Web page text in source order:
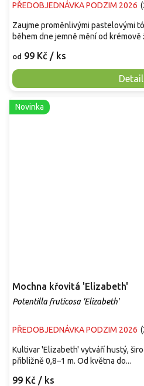
PŘEDOBJEDNÁVKA PODZIM 2026 (
od 99 Kč / ks
Detail
Zaujme proměnlivými pastelovými
během dne jemně mění od krémově
Novinka
Mochna křovitá 'Elizabeth'
Potentilla fruticosa 'Elizabeth'
PŘEDOBJEDNÁVKA PODZIM 2026 (
99 Kč / ks
Kultivar 'Elizabeth' vytváří hustý,
přibližně 0,8–1 m. Od května do...